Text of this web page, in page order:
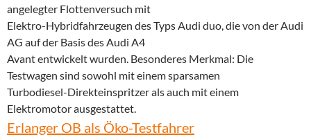
angelegter Flottenversuch mit
Elektro-Hybridfahrzeugen des Typs Audi duo, die von der Audi
AG auf der Basis des Audi A4
Avant entwickelt wurden. Besonderes Merkmal: Die
Testwagen sind sowohl mit einem sparsamen
Turbodiesel-Direkteinspritzer als auch mit einem
Elektromotor ausgestattet.
Erlanger OB als Öko-Testfahrer